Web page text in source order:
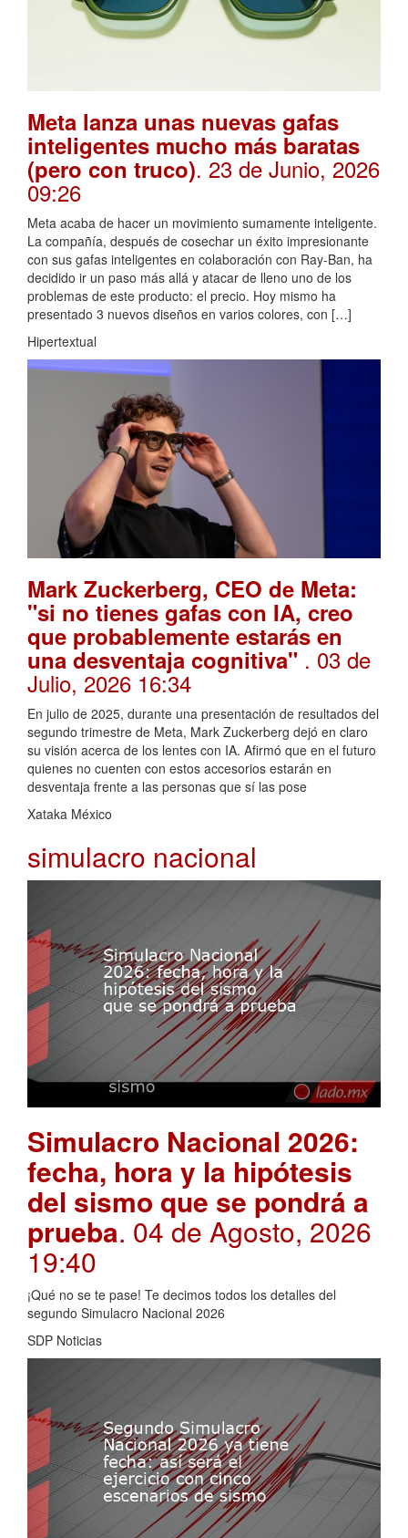
Meta lanza unas nuevas gafas
inteligentes mucho más baratas
(pero con truco). 23 de Junio, 2026
09:26
Meta acaba de hacer un movimiento sumamente inteligente.
La compañía, después de cosechar un éxito impresionante
con sus gafas inteligentes en colaboración con Ray-Ban, ha
decidido ir un paso más allá y atacar de lleno uno de los
problemas de este producto: el precio. Hoy mismo ha
presentado 3 nuevos diseños en varios colores, con […]
Hipertextual
Mark Zuckerberg, CEO de Meta:
"si no tienes gafas con IA, creo
que probablemente estarás en
una desventaja cognitiva" . 03 de
Julio, 2026 16:34
En julio de 2025, durante una presentación de resultados del
segundo trimestre de Meta, Mark Zuckerberg dejó en claro
su visión acerca de los lentes con IA. Afirmó que en el futuro
quienes no cuenten con estos accesorios estarán en
desventaja frente a las personas que sí las pose
Xataka México
simulacro nacional
Simulacro Nacional 2026:
fecha, hora y la hipótesis
del sismo que se pondrá a
prueba. 04 de Agosto, 2026
19:40
¡Qué no se te pase! Te decimos todos los detalles del
segundo Simulacro Nacional 2026
SDP Noticias